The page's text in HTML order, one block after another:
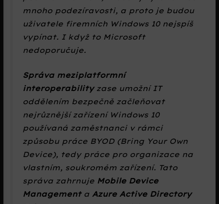
mnoho podezíravosti, a proto je budou
uživatele firemních Windows 10 nejspíš
vypínat. I když to Microsoft
nedoporučuje.
Správa meziplatformní
interoperability zase umožní IT
oddělením bezpečně začleňovat
nejrůznější zařízení Windows 10
používaná zaměstnanci v rámci
způsobu práce BYOD (Bring Your Own
Device), tedy práce pro organizace na
vlastním, soukromém zařízení. Tato
správa zahrnuje Mobile Device
Managementa Azure Active Directory